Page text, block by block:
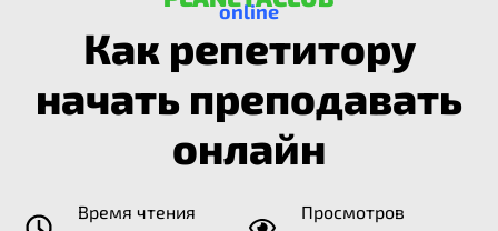
online
Как репетитору
начать преподавать
онлайн
Время чтения
Просмотров